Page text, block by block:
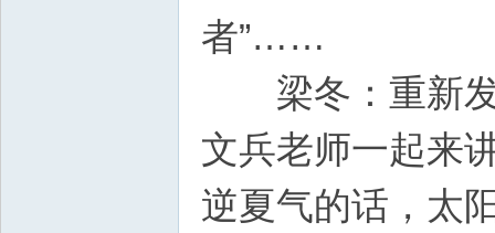
者”……
梁冬：重新发
文兵老师一起来
逆夏气的话，太